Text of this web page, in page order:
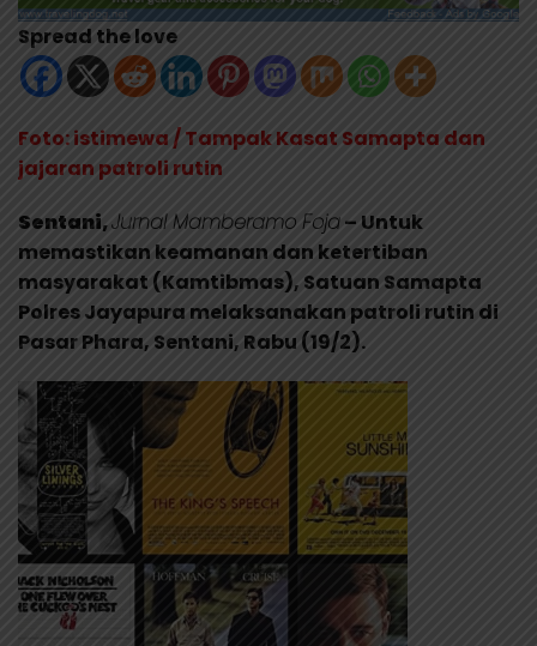
Spread the love
Foto: istimewa / Tampak Kasat Samapta dan
jajaran patroli rutin
Sentani,Jurnal Mamberamo Foja– Untuk
memastikan keamanan dan ketertiban
masyarakat (Kamtibmas), Satuan Samapta
Polres Jayapura melaksanakan patroli rutin di
Pasar Phara, Sentani, Rabu (19/2).